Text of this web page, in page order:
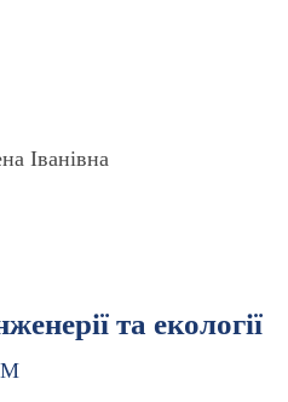
Іванівна
та екології